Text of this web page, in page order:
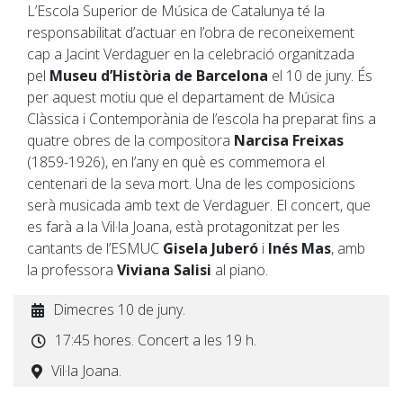
L’Escola Superior de Música de Catalunya té la
responsabilitat d’actuar en l’obra de reconeixement
cap a Jacint Verdaguer en la celebració organitzada
pel Museu d’Història de Barcelona el 10 de juny. És
per aquest motiu que el departament de Música
Clàssica i Contemporània de l’escola ha preparat fins a
quatre obres de la compositora Narcisa Freixas
(1859-1926), en l’any en què es commemora el
centenari de la seva mort. Una de les composicions
serà musicada amb text de Verdaguer. El concert, que
es farà a la Vil·la Joana, està protagonitzat per les
cantants de l’ESMUC Gisela Juberó i Inés Mas, amb
la professora Viviana Salisi al piano.
Dimecres 10 de juny.
17:45 hores. Concert a les 19 h.
Vil·la Joana.